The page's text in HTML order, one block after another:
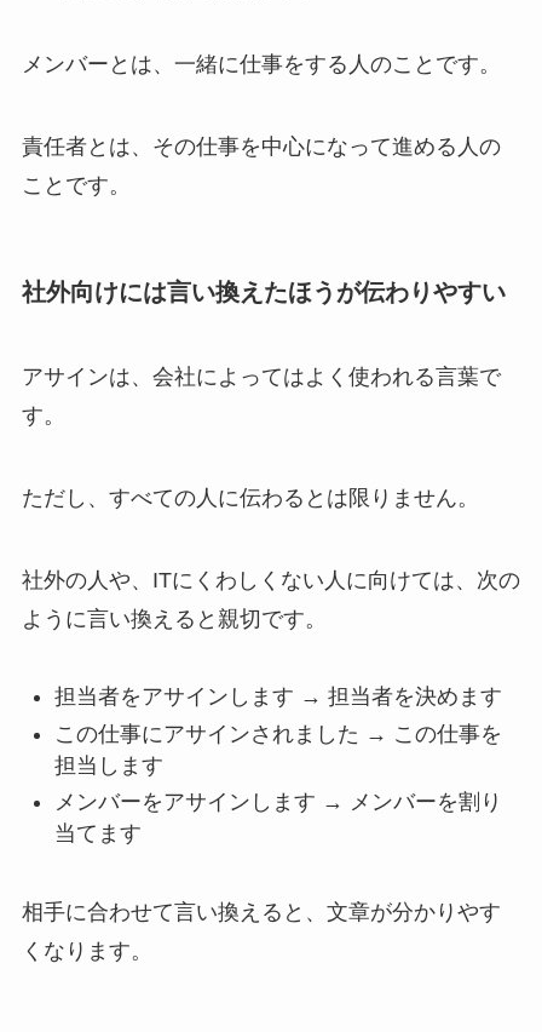
メンバーとは、一緒に仕事をする人のことです。
責任者とは、その仕事を中心になって進める人の
ことです。
社外向けには言い換えたほうが伝わりやすい
アサインは、会社によってはよく使われる言葉で
す。
ただし、すべての人に伝わるとは限りません。
社外の人や、ITにくわしくない人に向けては、次の
ように言い換えると親切です。
担当者をアサインします → 担当者を決めます
この仕事にアサインされました → この仕事を
担当します
メンバーをアサインします → メンバーを割り
当てます
相手に合わせて言い換えると、文章が分かりやす
くなります。